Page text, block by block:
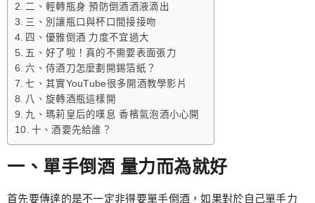
二、輕轉瓶身 預防倒酒酒液滴出
三、別讓瓶口與杯口間接接吻
四、優雅倒酒 力度不宜過大
五、好了啦！真的不需要表面張力
六、侍酒刀怎麼劃開錫箔紙？
七、其實YouTube很多開酒教學影片
八、旋轉酒瓶這樣開
九、瑪莉皇后的嘆息 香檳氣泡酒小心開
十、酒要先給誰？
一、單手倒酒 量力而為就好
首先要傳達的是不一定非得要單手倒酒，如果對於自己單手力